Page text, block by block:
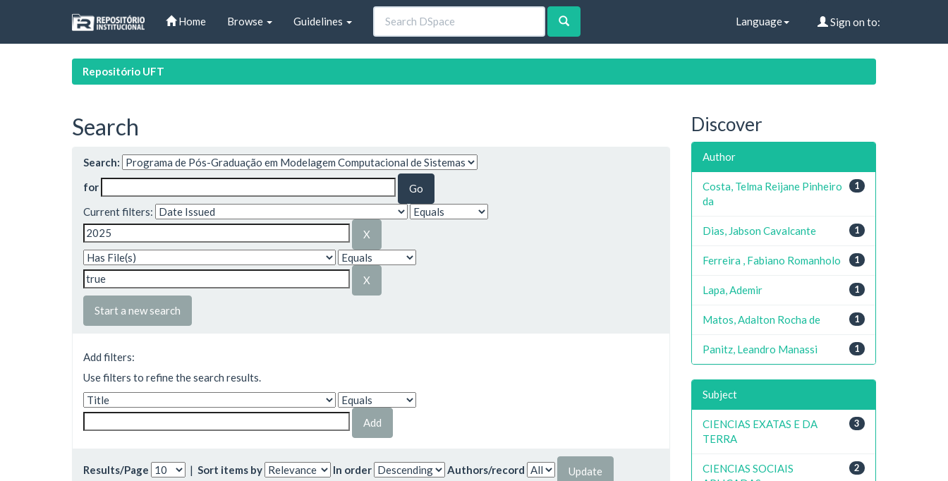
Home Browse Guidelines Language Sign on to:
Repositório UFT
Search
Search:
for
Current filters:
Start a new search
Add filters:
Use filters to refine the search results.
Results/Page | Sort items by In order Authors/record
Discover
Author
1
Costa, Telma Reijane Pinheiro
da
1
Dias, Jabson Cavalcante
1
Ferreira , Fabiano Romanholo
1
Lapa, Ademir
1
Matos, Adalton Rocha de
1
Panitz, Leandro Manassi
Subject
3
CIENCIAS EXATAS E DA
TERRA
2
CIENCIAS SOCIAIS